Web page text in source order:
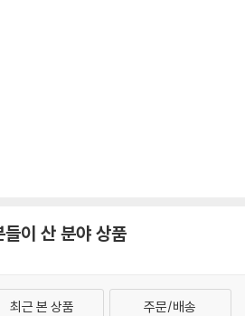
이 산 분야 상품
최근 본 상품 주문/배송